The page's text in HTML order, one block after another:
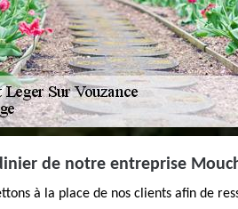
de notre entreprise
à la place de nos clients afin de